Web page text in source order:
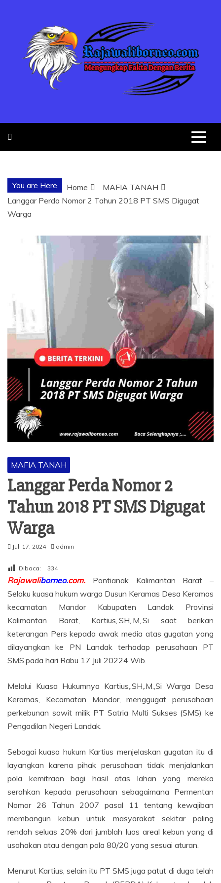
DENGAN
BERITA
You are Here Home
MAFIA TANAH
Langgar Perda Nomor 2 Tahun 2018 PT SMS Digugat
Warga
MAFIA TANAH
Langgar Perda Nomor 2
Tahun 2018 PT SMS Digugat
Warga
Juli 17, 2024 admin
Dibaca: 334
Rajawaliborneo.com. Pontianak Kalimantan Barat –
Selaku kuasa hukum warga Dusun Keramas Desa Keramas
kecamatan Mandor Kabupaten Landak Provinsi
Kalimantan Barat, Kartius,.SH,.M,.Si saat berikan
keterangan Pers kepada awak media atas gugatan yang
dilayangkan ke PN Landak terhadap perusahaan PT
SMS.pada hari Rabu 17 Juli 20224 Wib.
Melalui Kuasa Hukumnya Kartius,.SH,.M.,Si Warga Desa
Keramas, Kecamatan Mandor, menggugat perusahaan
perkebunan sawit milik PT Satria Multi Sukses (SMS) ke
Pengadilan Negeri Landak.
Sebagai kuasa hukum Kartius menjelaskan gugatan itu di
layangkan karena pihak perusahaan tidak menjalankan
pola kemitraan bagi hasil atas lahan yang mereka
serahkan kepada perusahaan sebagaimana Permentan
Nomor 26 Tahun 2007 pasal 11 tentang kewajiban
membangun kebun untuk masyarakat sekitar paling
rendah seluas 20% dari jumblah luas areal kebun yang di
usahakan atau dengan pola 80/20 yang sesuai aturan.
Menurut Kartius, selain itu PT SMS juga patut di duga telah